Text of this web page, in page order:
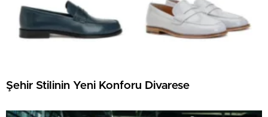
Şehir Stilinin Yeni Konforu Divarese